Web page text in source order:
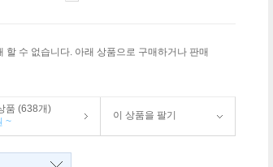
할 수 없습니다. 아래 상품으로 구매하거나 판매
품 (638개)
~
이 상품을 팔기